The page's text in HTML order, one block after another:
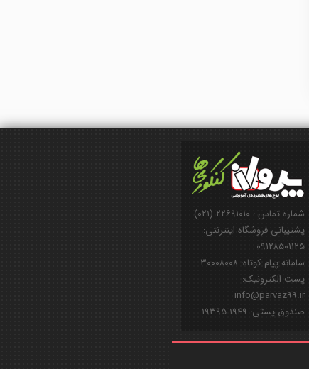
شماره تماس : ۲۲۶۹۱۰۱۰-(۰۲۱)
پشتیبانی فروشگاه اینترنتی:
۰۹۱۲۸۵۰۱۱۲۵
سامانه پیام کوتاه: ۳۰۰۰۸۰۰۸
پست الکترونیک:
info@parvaz99.ir
صندوق پستی: ۱۹۴۹-۱۹۳۹۵